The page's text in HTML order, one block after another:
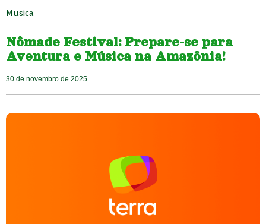
Musica
Nômade Festival: Prepare-se para
Aventura e Música na Amazônia!
30 de novembro de 2025